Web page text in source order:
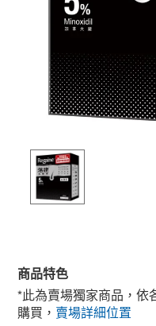
商品特色
*此為賣場獨家商品，依
購買， 賣場詳細位置